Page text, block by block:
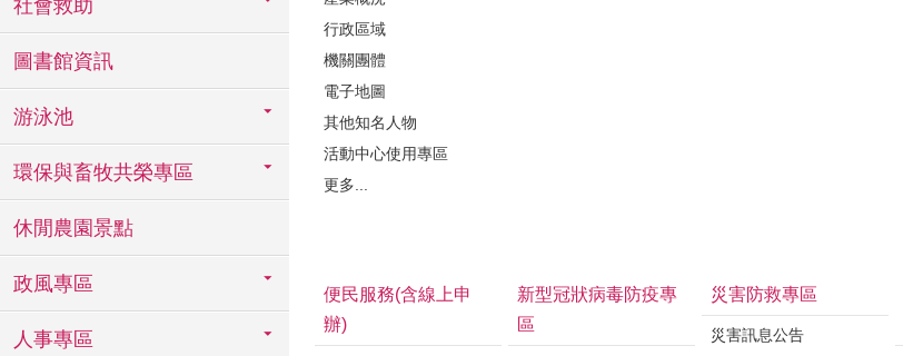
社會救助
圖書館資訊
游泳池
環保與畜牧共榮專區
休閒農園景點
政風專區
人事專區
行政區域
機關團體
電子地圖
其他知名人物
活動中心使用專區
更多...
便民服務(含線上申
辦)
新型冠狀病毒防疫專
區
災害防救專區
災害訊息公告